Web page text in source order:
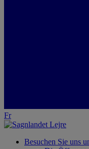
Fr
Besuchen Sie uns